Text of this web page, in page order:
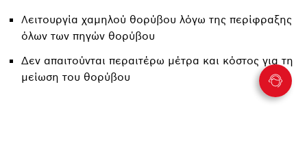
Λειτουργία χαμηλού θορύβου λόγω της περίφραξης
όλων των πηγών θορύβου
Δεν απαιτούνται περαιτέρω μέτρα και κόστος για τη
μείωση του θορύβου